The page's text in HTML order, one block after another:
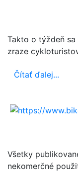
Takto o týždeň sa
zraze
Čítať ďalej...
Všetky
nekomerčné